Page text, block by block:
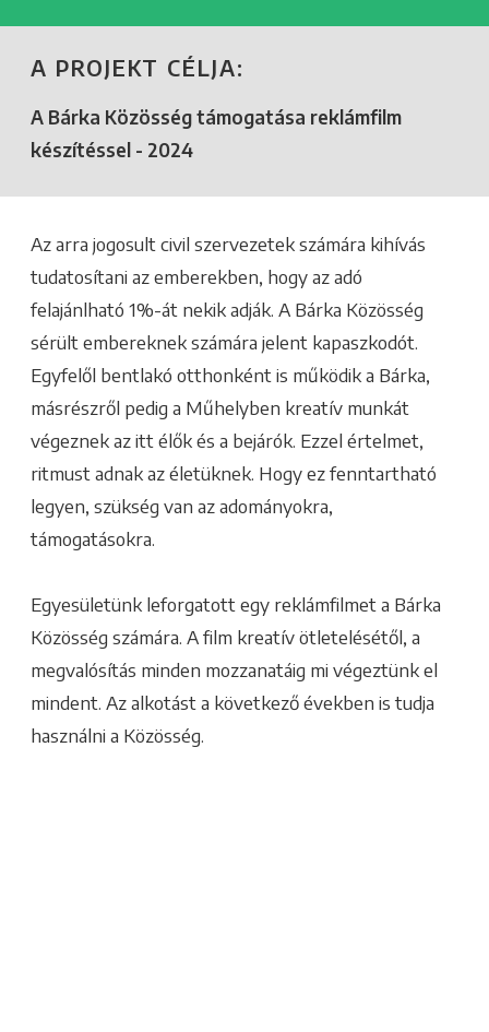
A PROJEKT CÉLJA:
A Bárka Közösség támogatása reklámfilm
készítéssel - 2024
Az arra jogosult civil szervezetek számára kihívás
tudatosítani az emberekben, hogy az adó
felajánlható 1%-át nekik adják. A Bárka Közösség
sérült embereknek számára jelent kapaszkodót.
Egyfelől bentlakó otthonként is működik a Bárka,
másrészről pedig a Műhelyben kreatív munkát
végeznek az itt élők és a bejárók. Ezzel értelmet,
ritmust adnak az életüknek. Hogy ez fenntartható
legyen, szükség van az adományokra,
támogatásokra.
Egyesületünk leforgatott egy reklámfilmet a Bárka
Közösség számára. A film kreatív ötletelésétől, a
megvalósítás minden mozzanatáig mi végeztünk el
mindent. Az alkotást a következő években is tudja
használni a Közösség.